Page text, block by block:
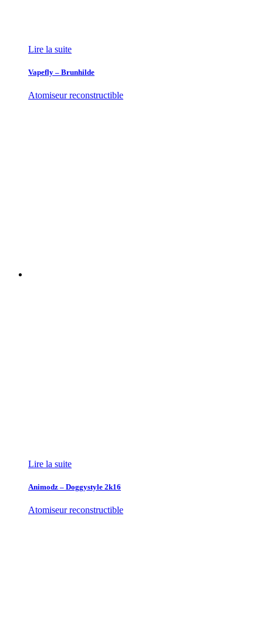
Lire la suite
Vapefly – Brunhilde
Atomiseur reconstructible
Lire la suite
Animodz – Doggystyle 2k16
Atomiseur reconstructible